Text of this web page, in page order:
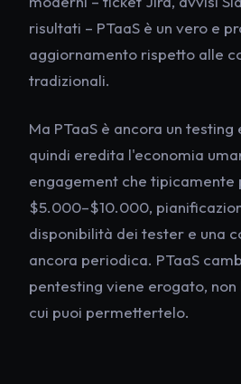
risultati – PTaaS è un vero e
aggiornamento rispetto alle
tradizionali.
Ma PTaaS è ancora un
quindi eredita l'economia
engagement che tipicamente
$5.000–$10.000,
disponibilità dei tester e una
ancora periodica. PTaaS
pentesting viene erogato,
cui puoi permettertelo.